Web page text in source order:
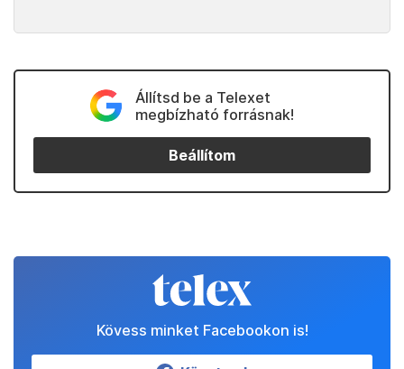
Állítsd be a Telexet
megbízható forrásnak!
Beállítom
Kövess minket Facebookon is!